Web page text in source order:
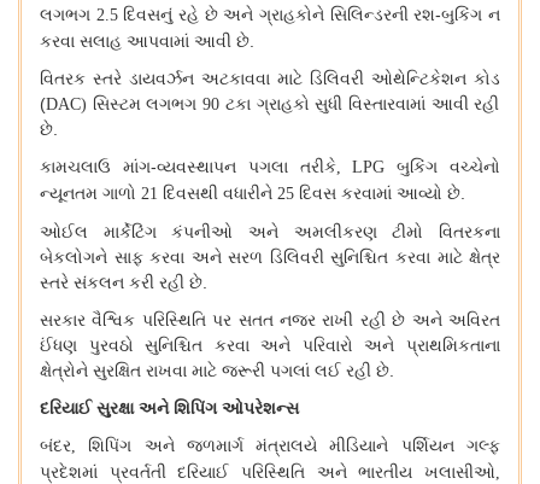
લગભગ 2.5 દિવસનું રહે છે અને ગ્રાહકોને સિલિન્ડરની રશ-બુકિંગ ન
કરવા સલાહ આપવામાં આવી છે.
વિતરક સ્તરે ડાયવર્ઝન અટકાવવા માટે ડિલિવરી ઓથેન્ટિકેશન કોડ
(DAC) સિસ્ટમ લગભગ 90 ટકા ગ્રાહકો સુધી વિસ્તારવામાં આવી રહી
છે.
કામચલાઉ
માંગ-વ્યવસ્થાપન પગલા તરીકે, LPGબુકિંગ
વચ્ચેનો
ન્યૂનતમ ગાળો 21 દિવસથી વધારીને 25 દિવસ કરવામાં આવ્યો છે.
ઓઈલ
માર્કેટિંગ કંપનીઓ અને અમલીકરણ ટીમો
વિતરકના
બેકલોગને સાફ કરવા અને સરળ ડિલિવરી સુનિશ્ચિત કરવા માટે ક્ષેત્ર
સ્તરે સંકલન કરી રહી છે.
સરકાર વૈશ્વિક પરિસ્થિતિ પર સતત નજર રાખી રહી છે અને અવિરત
ઈંધણ
પુરવઠો સુનિશ્ચિત કરવા અને પરિવારો અને
પ્રાથમિકતાના
ક્ષેત્રોને સુરક્ષિત રાખવા માટે જરૂરી પગલાં લઈ રહી છે.
દરિયાઈ સુરક્ષા અને શિપિંગ ઓપરેશન્સ
બંદર, શિપિંગ અને જળમાર્ગ મંત્રાલયે મીડિયાને પર્શિયન
ગલ્ફ
પ્રદેશમાં
પ્રવર્તતી દરિયાઈ પરિસ્થિતિ અને ભારતીય ખલાસીઓ,